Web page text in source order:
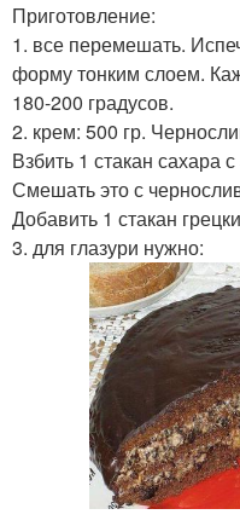
Приготовление:
1. все перемешать.
форму тонким слоем.
180-200 градусов.
2. крем: 500 гр.
Взбить 1 стакан сахара
Смешать это с
Добавить 1 стакан
3. для глазури нужно: